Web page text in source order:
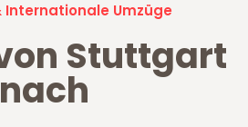
Internationale Umzüge
Stuttgart
nach